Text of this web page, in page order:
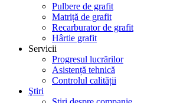
Pulbere de grafit
Matriță de grafit
Recarburator de grafit
Hârtie grafit
Servicii
Progresul lucrărilor
Asistență tehnică
Controlul calității
Ştiri